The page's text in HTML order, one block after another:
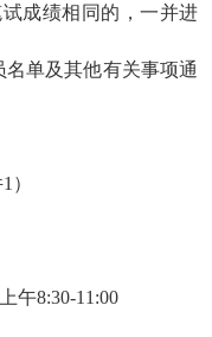
成绩相同的，一并进
单及其他有关事项通
）
午8:30-11:00